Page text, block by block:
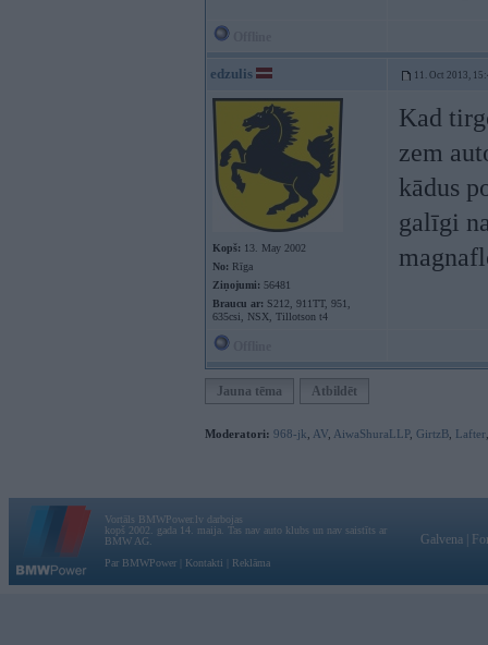
edzulis 11. Oct 2013,
Kopš: 13. May 2002
No: Rīga
Ziņojumi: 56481
Braucu ar: S212, 911TT, 951,
635csi, NSX, Tillotson t4
Kad
zem
kādus
galīgi
Jauna tēma Atbildēt
Moderatori: 968-jk AV AiwaShuraLLP, GirtzB Lafter
Vortāls BMWPower.lv darbojas
kopš 2002. gada 14. maija. Tas nav auto klubs un nav saistīts ar
BMW AG.
Par BMWPower
Kontakti Reklāma
Galvena